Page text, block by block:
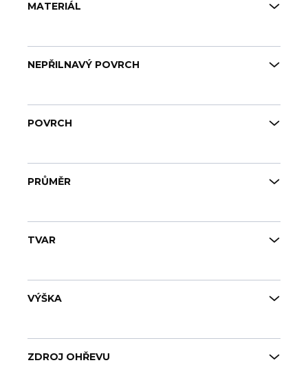
MATERIÁL
NEPŘILNAVÝ POVRCH
POVRCH
PRŮMĚR
TVAR
VÝŠKA
ZDROJ OHŘEVU